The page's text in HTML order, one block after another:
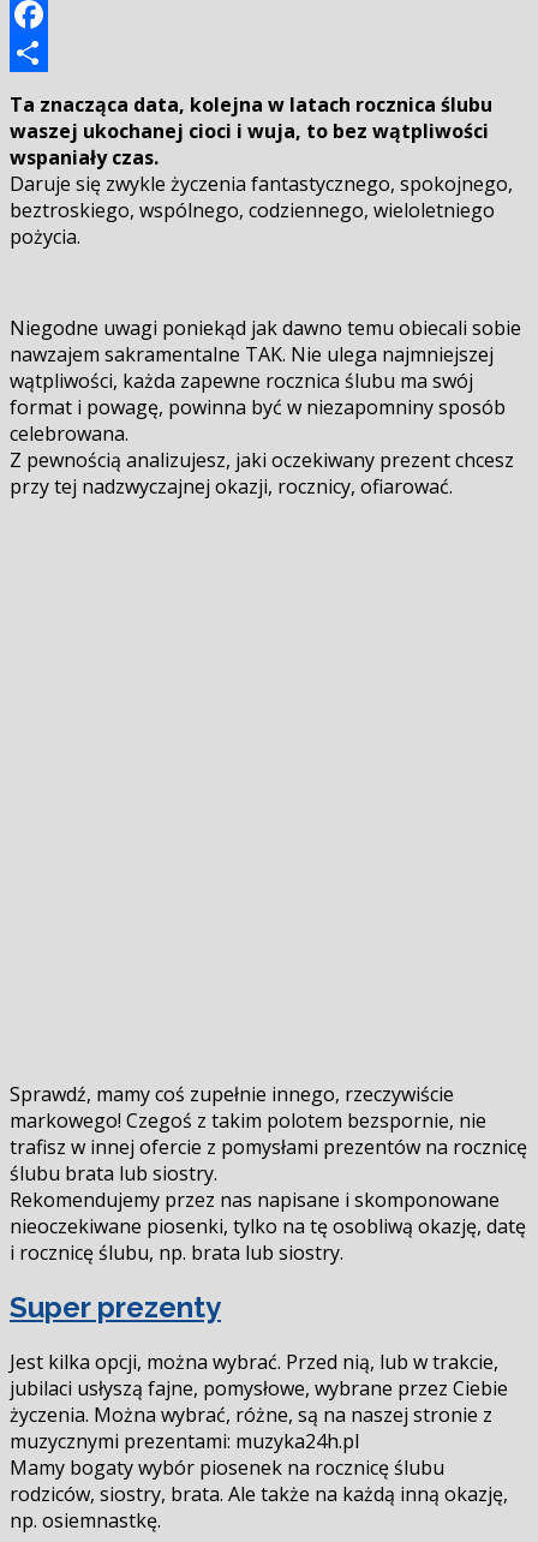
Facebook
się
Ta znacząca data, kolejna w latach rocznica ślubu
waszej ukochanej cioci i wuja, to bez wątpliwości
wspaniały czas.
Daruje się zwykle życzenia fantastycznego, spokojnego,
beztroskiego, wspólnego, codziennego, wieloletniego
pożycia.
Niegodne uwagi poniekąd jak dawno temu obiecali sobie
nawzajem sakramentalne TAK. Nie ulega najmniejszej
wątpliwości, każda zapewne rocznica ślubu ma swój
format i powagę, powinna być w niezapomniny sposób
celebrowana.
Z pewnością analizujesz, jaki oczekiwany prezent chcesz
przy tej nadzwyczajnej okazji, rocznicy, ofiarować.
Sprawdź, mamy coś zupełnie innego, rzeczywiście
markowego! Czegoś z takim polotem bezspornie, nie
trafisz w innej ofercie z pomysłami prezentów na rocznicę
ślubu brata lub siostry.
Rekomendujemy przez nas napisane i skomponowane
nieoczekiwane piosenki, tylko na tę osobliwą okazję, datę
i rocznicę ślubu, np. brata lub siostry.
Super prezenty
Jest kilka opcji, można wybrać. Przed nią, lub w trakcie,
jubilaci usłyszą fajne, pomysłowe, wybrane przez Ciebie
życzenia. Można wybrać, różne, są na naszej stronie z
muzycznymi prezentami: muzyka24h.pl
Mamy bogaty wybór piosenek na rocznicę ślubu
rodziców, siostry, brata. Ale także na każdą inną okazję,
np. osiemnastkę.